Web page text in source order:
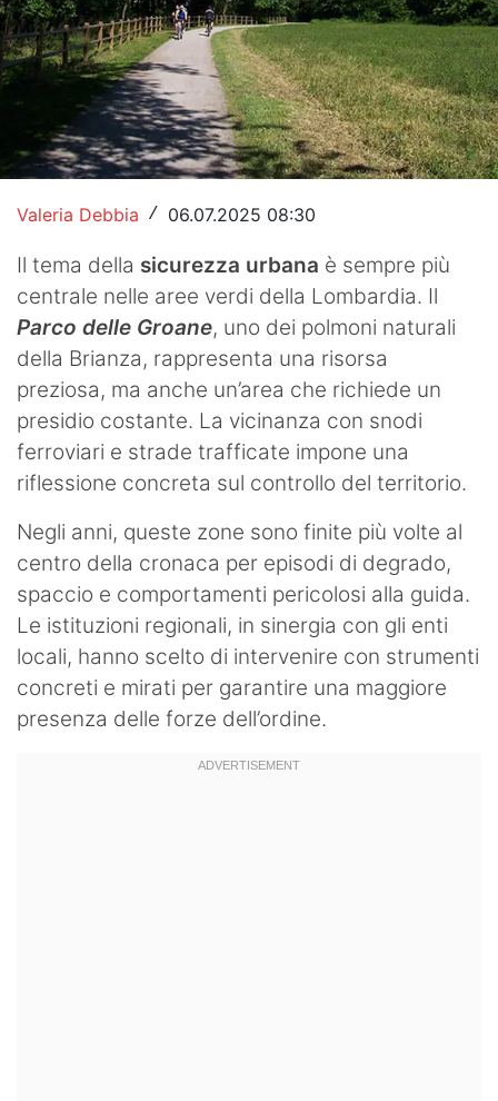
Altre
News
Turismo
Eventi
Valeria Debbia / 06.07.2025 08:30
Il tema della sicurezza urbana è sempre più
centrale nelle aree verdi della Lombardia. Il
Parco delle Groane, uno dei polmoni naturali
della Brianza, rappresenta una risorsa
preziosa, ma anche un’area che richiede un
presidio costante. La vicinanza con snodi
ferroviari e strade trafficate impone una
riflessione concreta sul controllo del territorio.
Negli anni, queste zone sono finite più volte al
centro della cronaca per episodi di degrado,
spaccio e comportamenti pericolosi alla guida.
Le istituzioni regionali, in sinergia con gli enti
locali, hanno scelto di intervenire con strumenti
concreti e mirati per garantire una maggiore
presenza delle forze dell’ordine.